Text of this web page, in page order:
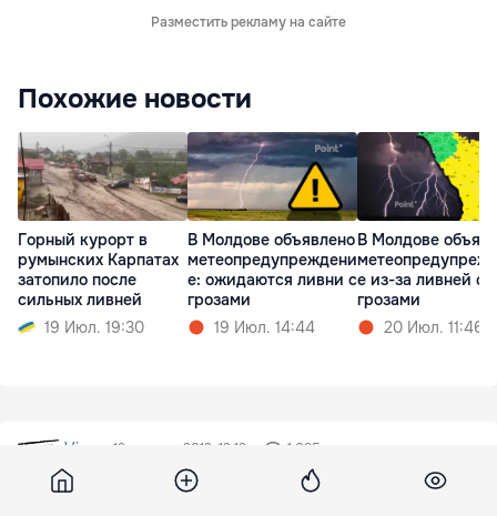
Разместить рекламу на сайте
Похожие новости
Горный курорт в
румынских Карпатах
затопило после
сильных ливней
19 Июл. 19:30
В Молдове объявлено
метеопредупреждени
е: ожидаются ливни с
грозами
19 Июл. 14:44
В Молдове
е из-за ливней с
грозами
20 Июл. 11:46
Viza 19 августа 2012, 12:13 1 095
Prin intermediul agențiilor de